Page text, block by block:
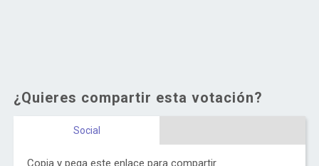
¿Quieres compartir esta votación?
Social
Copia y pega este enlace para compartir